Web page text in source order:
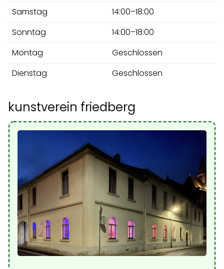
Samstag
14:00–18:00
Sonntag
14:00–18:00
Montag
Geschlossen
Dienstag
Geschlossen
kunstverein friedberg